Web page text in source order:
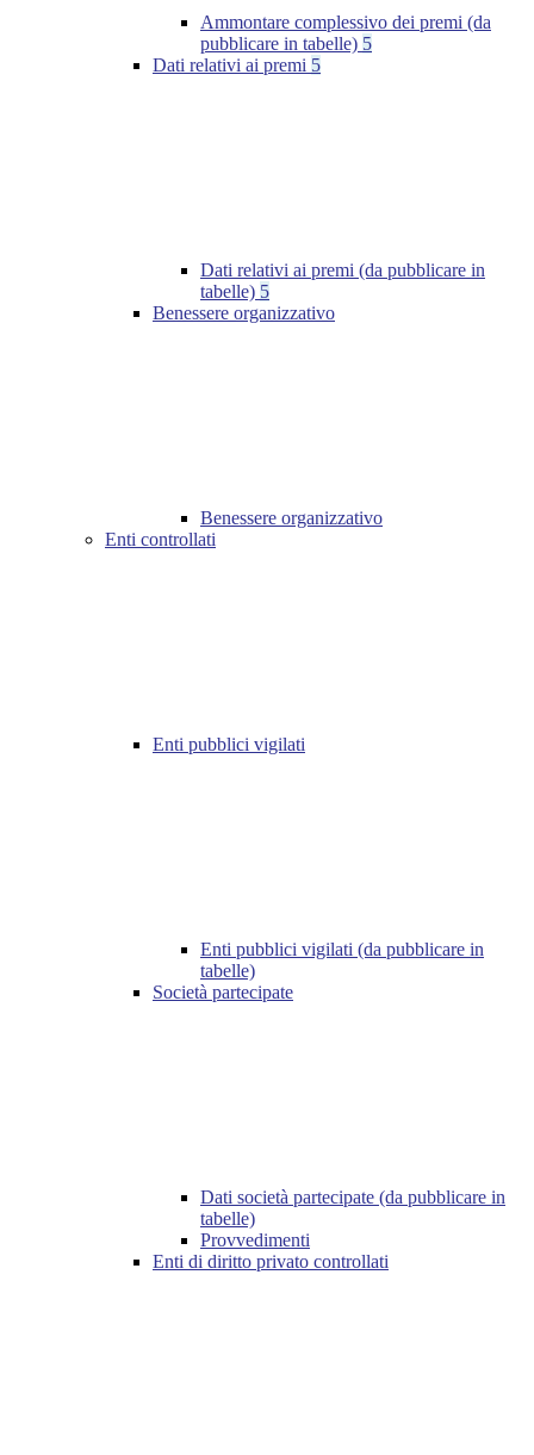
Ammontare complessivo dei premi (da
pubblicare in tabelle) 5
Dati relativi ai premi 5
Dati relativi ai premi (da pubblicare in
tabelle) 5
Benessere organizzativo
Benessere organizzativo
Enti controllati
Enti pubblici vigilati
Enti pubblici vigilati (da pubblicare in
tabelle)
Società partecipate
Dati società partecipate (da pubblicare in
tabelle)
Provvedimenti
Enti di diritto privato controllati